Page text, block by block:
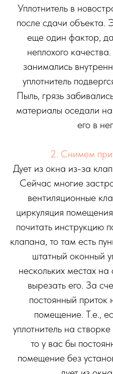
Уплотнитель в
после сдачи объекта.
еще один фактор,
неплохого
занимались
уплотнитель
Пыль, грязь
материалы оседали
его в
2. Снимем
Дует из окна из-за
Сейчас многие
вентиляционные
циркуляция
почитать инструкцию
клапана, то там есть
штатный оконный
нескольких местах
вырезать его. За
постоянный приток
помещение. Т.е.,
уплотнитель на
то у вас бы
помещение без